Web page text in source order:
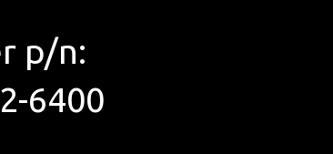
p/n:
6400